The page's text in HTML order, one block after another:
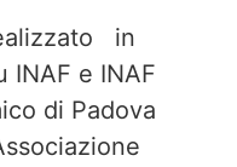
in
INAF e INAF
di Padova